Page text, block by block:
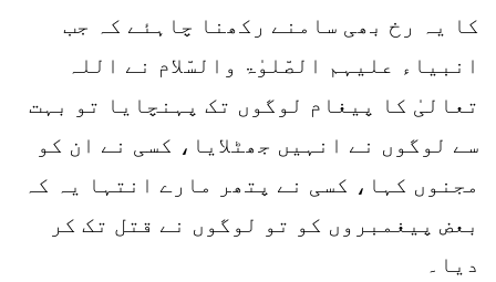
کا یہ رخ بھی سامنے رکھنا چاہئے کہ جب
انبیاء علیہم الصّلوٰۃ والسّلام نے اللہ
تعالیٰ کا پیغام لوگوں تک پہنچایا تو بہت
سے لوگوں نے انہیں جھٹلایا، کسی نے ان کو
مجنوں کہا، کسی نے پتھر مارے انتہا یہ کہ
بعض پیغمبروں کو تو لوگوں نے قتل تک کر
دیا۔